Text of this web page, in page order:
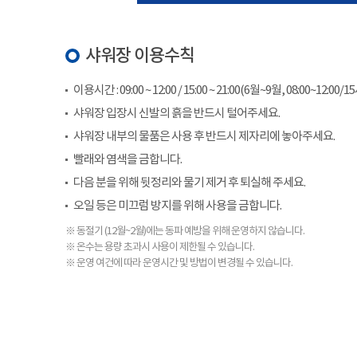
샤워장 이용수칙
이용시간 : 09:00 ~ 12:00 / 15:00 ~ 21:00(6월~9월, 08:00~12:00/
샤워장 입장시 신발의 흙을 반드시 털어주세요.
샤워장 내부의 물품은 사용 후 반드시 제자리에 놓아주세요.
빨래와 염색을 금합니다.
다음 분을 위해 뒷정리와 물기 제거 후 퇴실해 주세요.
오일 등은 미끄럼 방지를 위해 사용을 금합니다.
※ 동절기 (12월~2월)에는 동파 예방을 위해 운영하지 않습니다.
※ 온수는 용량 초과시 사용이 제한될 수 있습니다.
※ 운영 여건에 따라 운영시간 및 방법이 변경될 수 있습니다.